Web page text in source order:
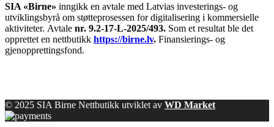
SIA «Birne» inngikk en avtale med Latvias investerings- og
utviklingsbyrå om støtteprosessen for digitalisering i kommersielle
aktiviteter. Avtale nr. 9.2-17-L-2025/493. Som et resultat ble det
opprettet en nettbutikk https://birne.lv. Finansierings- og
gjenopprettingsfond.
© 2025 SIA Birne Nettbutikk utviklet av WD Market